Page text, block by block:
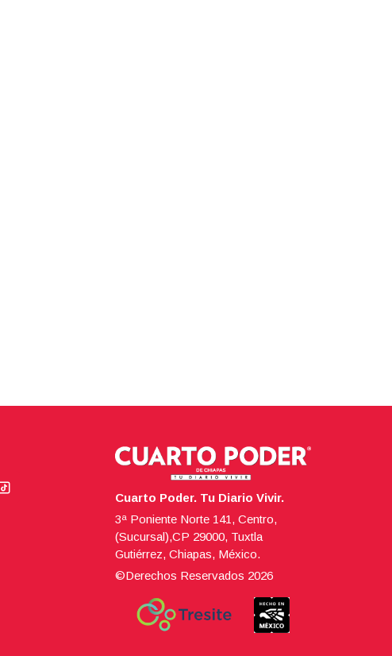
Cuarto Poder. Tu Diario Vivir.
3ª Poniente Norte 141, Centro,
(Sucursal),CP 29000, Tuxtla
Gutiérrez, Chiapas, México.
©Derechos Reservados 2026